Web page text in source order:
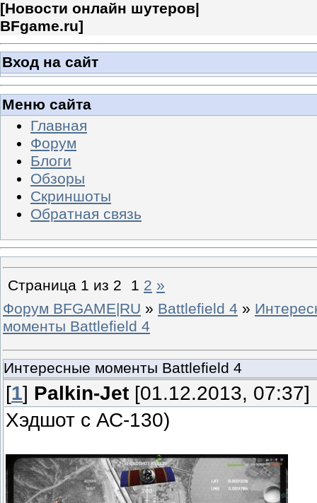
[Новости онлайн шутеров|
BFgame.ru]
Вход на сайт
Меню сайта
Главная
Форум
Блоги
Обзоры
Скриншоты
Обратная связь
Страница 1 из 2 1 2 »
Форум BFGAME|RU » Battlefield 4 »
моменты Battlefield 4
Интересные моменты Battlefield 4
[1] Palkin-Jet [01.12.2013, 07:37]
Хэдшот с АС-130)